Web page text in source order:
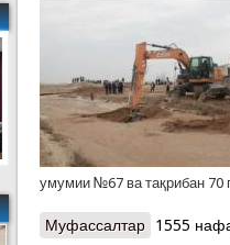
умумии №67 ва тақрибан 70
Муфассалтар о
1555